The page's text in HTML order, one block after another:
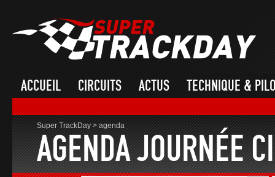
ACCUEIL CIRCUITS ACTUS TECHNIQUE &
Super TrackDay>agenda
AGENDA JOURNÉE